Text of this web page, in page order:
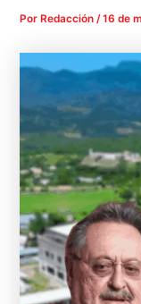
Por Redacción/16 de